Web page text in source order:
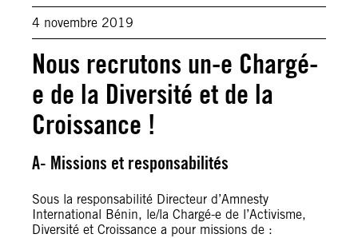
4 novembre 2019
Nous recrutons un-e Chargé-
e de la Diversité et de la
Croissance !
A- Missions et responsabilités
Sous la responsabilité Directeur d’Amnesty
International Bénin, le/la Chargé-e de l’Activisme,
Diversité et Croissance a pour missions de :